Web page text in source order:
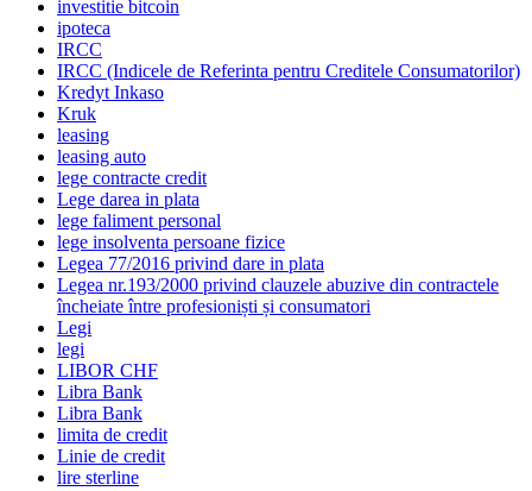
investitie bitcoin
ipoteca
IRCC
IRCC (Indicele de Referinta pentru Creditele Consumatorilor)
Kredyt Inkaso
Kruk
leasing
leasing auto
lege contracte credit
Lege darea in plata
lege faliment personal
lege insolventa persoane fizice
Legea 77/2016 privind dare in plata
Legea nr.193/2000 privind clauzele abuzive din contractele
încheiate între profesioniști și consumatori
Legi
legi
LIBOR CHF
Libra Bank
Libra Bank
limita de credit
Linie de credit
lire sterline